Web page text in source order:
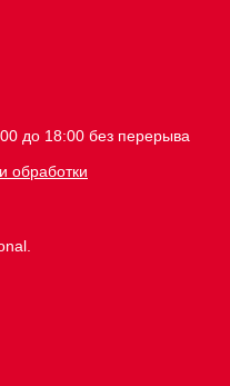
до 18:00 без перерыва
обработки